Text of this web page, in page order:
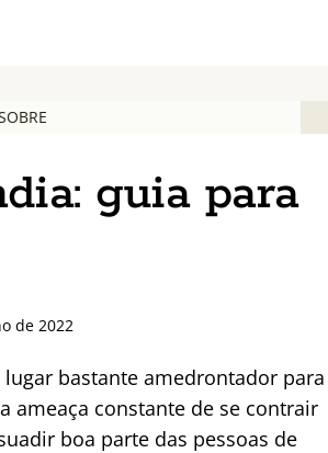
guia para
de 2022
bastante amedrontador para
ameaça constante de se contrair
boa parte das pessoas de